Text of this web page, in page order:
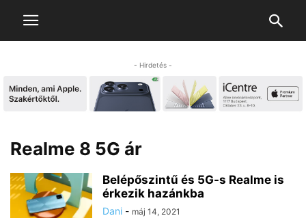
- Hirdetés -
Realme 8 5G ár
Belépőszintű és 5G-s Realme is
érkezik hazánkba
Dani - máj 14, 2021